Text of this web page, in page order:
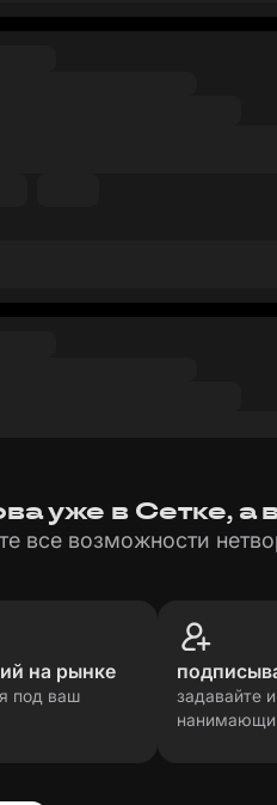
уже в Сетке, а
все возможности
на рынке
под ваш
задавайте